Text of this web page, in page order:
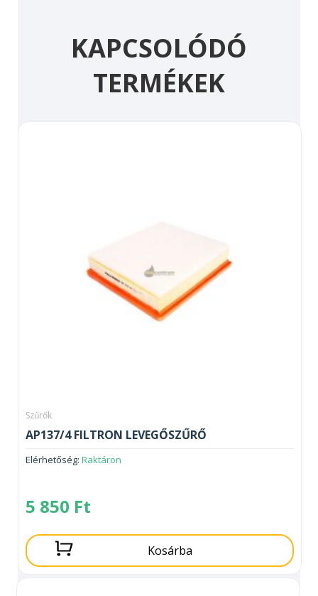
KAPCSOLÓDÓ
TERMÉKEK
Szűrők
AP137/4 FILTRON LEVEGŐSZŰRŐ
Elérhetőség: Raktáron
5 850 Ft
Kosárba